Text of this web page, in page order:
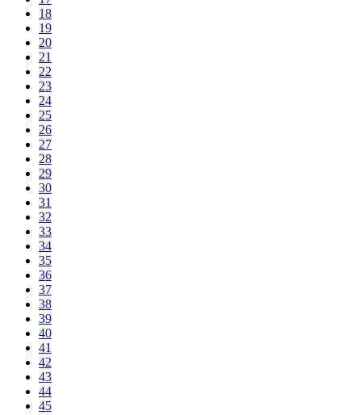
18
19
20
21
22
23
24
25
26
27
28
29
30
31
32
33
34
35
36
37
38
39
40
41
42
43
44
45